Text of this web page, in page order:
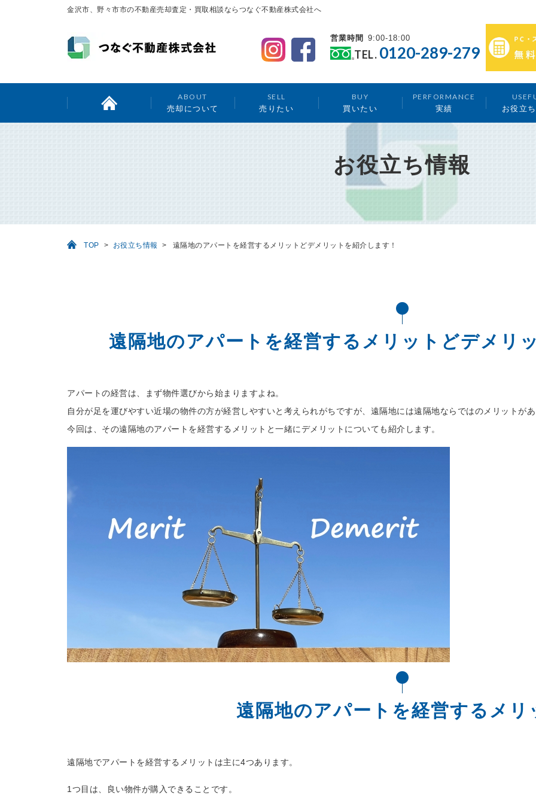
金沢市、野々市市の不動産売却査定・買取相談ならつなぐ不動産株式会社へ
営業時間 9:00-18:00
TEL. 0120-289-279
ABOUT
売却について
SELL
売りたい
BUY
買いたい
PERFORMANCE
実績
お役立
お役立ち情報
TOP > お役立ち情報 > 遠隔地のアパートを経営するメリットどデメリットを紹介します！
遠隔地のアパートを経営するメリットどデメリ
アパートの経営は、まず物件選びから始まりますよね。
自分が足を運びやすい近場の物件の方が経営しやすいと考えられがちですが、遠隔地には遠隔地ならではのメリットが
今回は、その遠隔地のアパートを経営するメリットと一緒にデメリットについても紹介します。
遠隔地のアパートを経営するメリ
遠隔地でアパートを経営するメリットは主に4つあります。
1つ目は、良い物件が購入できることです。